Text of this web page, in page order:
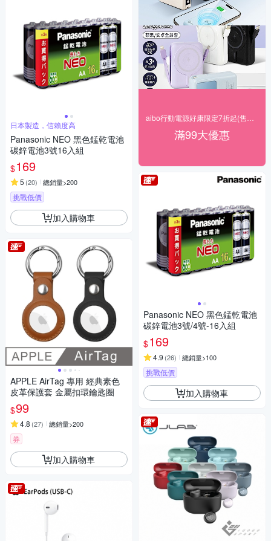
日本製造，信賴度高
Panasonic NEO 黑色錳乾電池
碳鋅電池3號16入組
$169
5 (20) 總銷量>200
挑戰低價
加入購物車
APPLE AirTag 專用 經典素色
皮革保護套 金屬扣環鑰匙圈
$99
4.8 (27) 總銷量>200
券
加入購物車
滿99大優惠
Panasonic NEO 黑色錳乾電池
碳鋅電池3號/4號-16入組
$169
4.9 (26) 總銷量>100
挑戰低價
加入購物車